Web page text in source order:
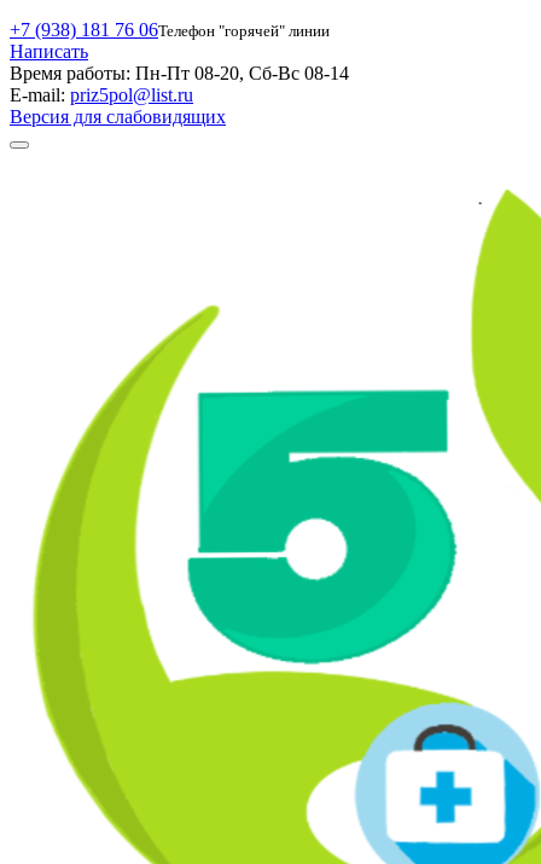
+7 (938) 181 76 06Телефон "горячей" линии
Написать
Время работы: Пн-Пт 08-20, Сб-Вс 08-14
E-mail: priz5pol@list.ru
Версия для слабовидящих